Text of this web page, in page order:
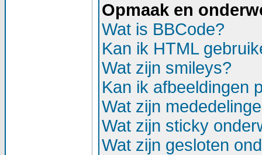
Opmaak en
Wat is BBCode?
Kan ik HTML
Wat zijn smileys?
Kan ik afbeeldingen
Wat zijn
Wat zijn sticky
Wat zijn gesloten